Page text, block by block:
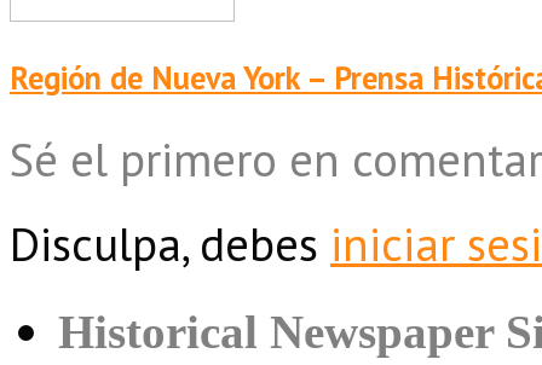
Región de Nueva York – Prensa
Sé el primero en
Disculpa, debes iniciar
Historical Newspaper